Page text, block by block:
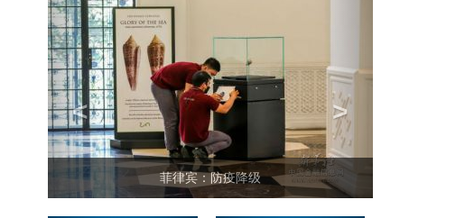
菲律宾：防疫降级
< >